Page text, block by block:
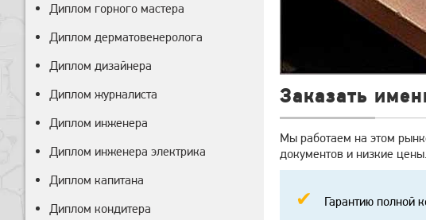
Заказать
Мы работаем на этом
документов и низкие
Гарантию полной
Диплом горного мастера
Диплом дерматовенеролога
Диплом дизайнера
Диплом журналиста
Диплом инженера
Диплом инженера электрика
Диплом капитана
Диплом кондитера